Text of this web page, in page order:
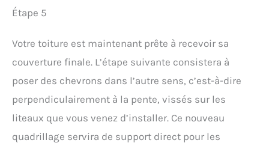
Étape 5
Votre toiture est maintenant prête à recevoir sa
couverture finale. L’étape suivante consistera à
poser des chevrons dans l’autre sens, c’est-à-dire
perpendiculairement à la pente, vissés sur les
liteaux que vous venez d’installer. Ce nouveau
quadrillage servira de support direct pour les